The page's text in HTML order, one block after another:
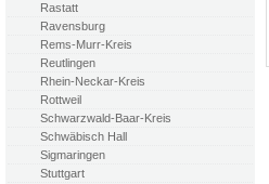
Rastatt
Ravensburg
Rems-Murr-Kreis
Reutlingen
Rhein-Neckar-Kreis
Rottweil
Schwarzwald-Baar-Kreis
Schwäbisch Hall
Sigmaringen
Stuttgart